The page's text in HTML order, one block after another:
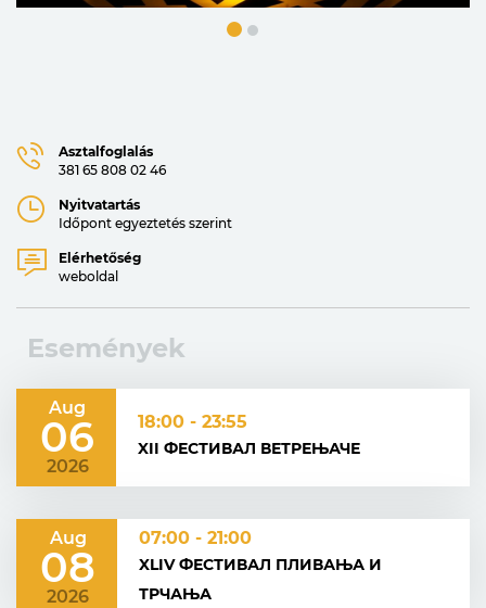
Asztalfoglalás
381 65 808 02 46
Nyitvatartás
Időpont egyeztetés szerint
Elérhetőség
weboldal
Események
Aug
06
2026
18:00 - 23:55
XII ФЕСТИВАЛ ВЕТРЕЊАЧЕ
Aug
08
2026
07:00 - 21:00
XLIV ФЕСТИВАЛ ПЛИВАЊА И
ТРЧАЊА